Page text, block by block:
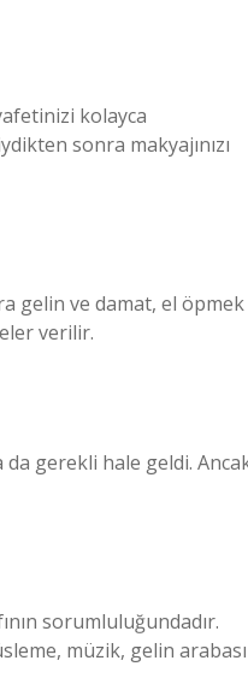
kolayca
sonra makyajınızı
gelin ve damat, el öpmek
verilir.
gerekli hale geldi.
sorumluluğundadır.
müzik, gelin arabası